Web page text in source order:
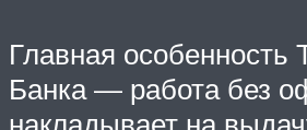
Главная
Банка — работа без